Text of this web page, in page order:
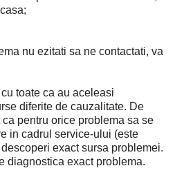
nu ezitati sa ne contactati, va
toate ca au aceleasi
diferite de cauzalitate. De
pentru orice problema sa se
in cadrul service-ului (este
exact sursa problemei.
diagnostica exact problema.